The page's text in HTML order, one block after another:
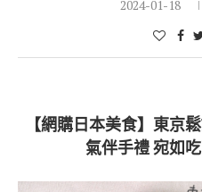
2024-01-18
【網購日本美食】東京
氣伴手禮 宛如